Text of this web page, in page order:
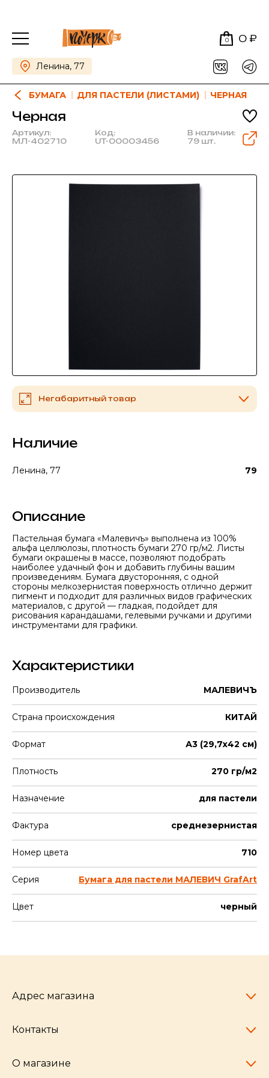
0 0 ₽
Ленина, 77
БУМАГА ДЛЯ ПАСТЕЛИ (ЛИСТАМИ) ЧЕРНАЯ
Черная
Артикул:
МЛ-402710
Код:
UT-00003456
В наличии:
79 шт.
Негабаритный товар
Наличие
Ленина, 77 79
Описание
Пастельная бумага «Малевичъ» выполнена из 100%
альфа целлюлозы, плотность бумаги 270 гр/м2. Листы
бумаги окрашены в массе, позволяют подобрать
наиболее удачный фон и добавить глубины вашим
произведениям. Бумага двусторонняя, с одной
стороны мелкозернистая поверхность отлично держит
пигмент и подходит для различных видов графических
материалов, с другой — гладкая, подойдет для
рисования карандашами, гелевыми ручками и другими
инструментами для графики.
Характеристики
Производитель МАЛЕВИЧЪ
Страна происхождения КИТАЙ
Формат А3 (29,7х42 см)
Плотность 270 гр/м2
Назначение для пастели
Фактура среднезернистая
Номер цвета 710
Серия Бумага для пастели МАЛЕВИЧ GrafArt
Цвет черный
Адрес магазина
Челябинск,
Контакты
pocherkartshop@mail.ru
О магазине